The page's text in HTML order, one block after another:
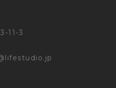
11-3